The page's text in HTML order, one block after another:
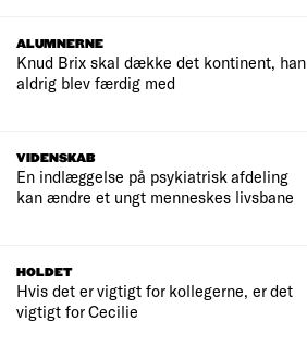
ALUMNERNE
Knud Brix skal dække det kontinent, han
aldrig blev færdig med
VIDENSKAB
En indlæggelse på psykiatrisk afdeling
kan ændre et ungt menneskes livsbane
HOLDET
Hvis det er vigtigt for kollegerne, er det
vigtigt for Cecilie